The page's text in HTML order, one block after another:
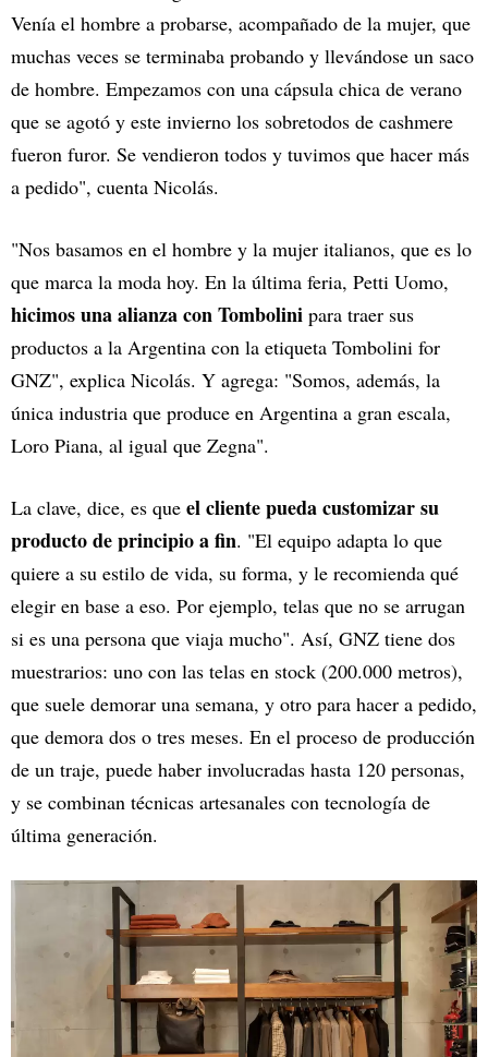
Venía el hombre a probarse, acompañado de la mujer, que
muchas veces se terminaba probando y llevándose un saco
de hombre. Empezamos con una cápsula chica de verano
que se agotó y este invierno los sobretodos de cashmere
fueron furor. Se vendieron todos y tuvimos que hacer más
a pedido", cuenta Nicolás.
"Nos basamos en el hombre y la mujer italianos, que es lo
que marca la moda hoy. En la última feria, Petti Uomo,
hicimos una alianza con Tombolini para traer sus
productos a la Argentina con la etiqueta Tombolini for
GNZ", explica Nicolás. Y agrega: "Somos, además, la
única industria que produce en Argentina a gran escala,
Loro Piana, al igual que Zegna".
La clave, dice, es que el cliente pueda customizar su
producto de principio a fin. "El equipo adapta lo que
quiere a su estilo de vida, su forma, y le recomienda qué
elegir en base a eso. Por ejemplo, telas que no se arrugan
si es una persona que viaja mucho". Así, GNZ tiene dos
muestrarios: uno con las telas en stock (200.000 metros),
que suele demorar una semana, y otro para hacer a pedido,
que demora dos o tres meses. En el proceso de producción
de un traje, puede haber involucradas hasta 120 personas,
y se combinan técnicas artesanales con tecnología de
última generación.